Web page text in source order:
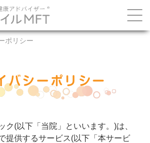
ポリシー
バシーポリシー
ク(以下「当院」といいます。)は、
提供するサービス(以下「本サービ